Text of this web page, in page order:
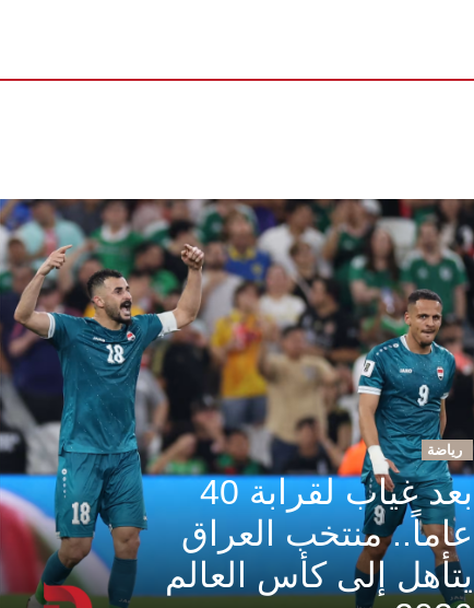
رياضة
بعد غياب لقرابة 40
عاماً.. منتخب العراق
يتأهل إلى كأس العالم